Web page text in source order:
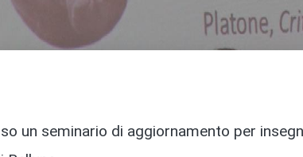
un seminario di aggiornamento per